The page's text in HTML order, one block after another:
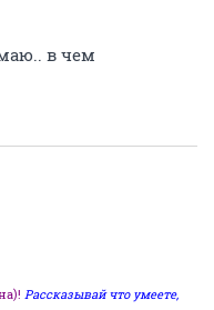
в чем
Рассказывай что умеете,